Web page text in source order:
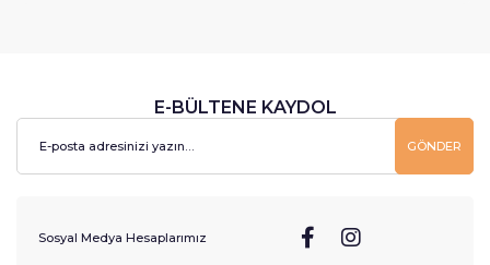
E-BÜLTENE KAYDOL
GÖNDER
Sosyal Medya Hesaplarımız